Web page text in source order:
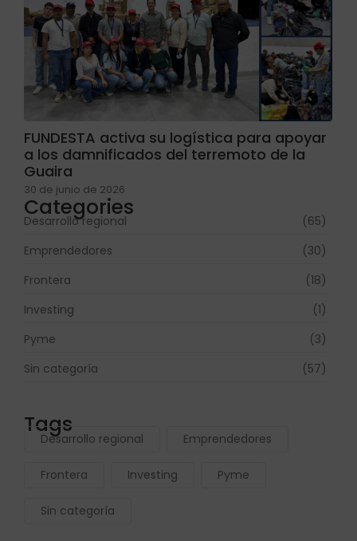
FUNDESTA activa su logística para apoyar
a los damnificados del terremoto de la
Guaira
30 de junio de 2026
Categories
Desarrollo regional
(65)
Emprendedores
(30)
Frontera
(18)
Investing
(1)
Pyme
(3)
Sin categoría
(57)
Tags
Desarrollo regional Emprendedores
Frontera Investing Pyme
Sin categoría